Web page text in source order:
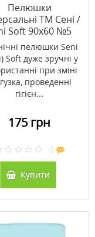
Пелюшки
ТМ Сені /
Soft 90х60 №5
пелюшки Seni
Soft дуже зручні у
при зміні
проведенні
гігієн...
175 грн
0
Купити